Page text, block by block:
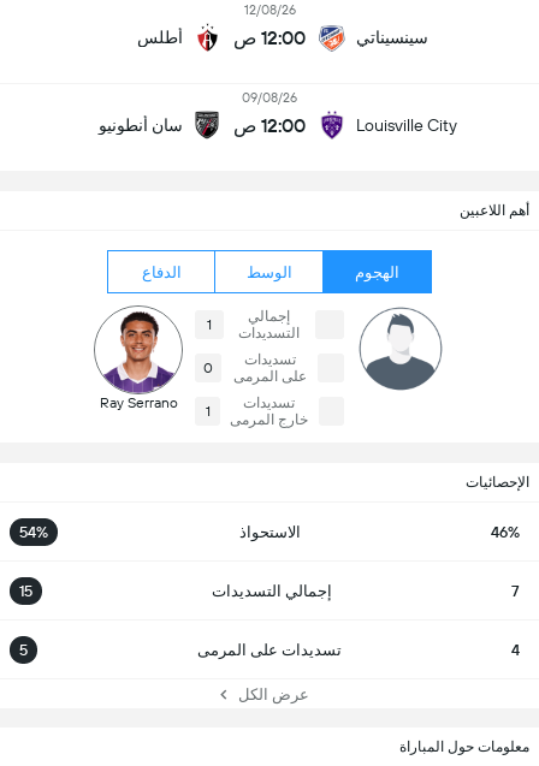
سينسيناتي
12/08/26
12:00 ص أطلس
Louisville City
09/08/26
12:00 ص سان أنطونيو
أهم اللاعبين
الهجوم الوسط الدفاع
إجمالي
التسديدات
1
تسديدات
على المرمى
0
تسديدات
خارج المرمى
1
Ray Serrano
الإحصائيات
46% الاستحواذ 54%
7 إجمالي التسديدات 15
4 تسديدات على المرمى 5
عرض الكل
معلومات حول المباراة